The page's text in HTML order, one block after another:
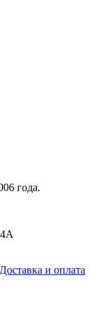
года.
Доставка и оплата